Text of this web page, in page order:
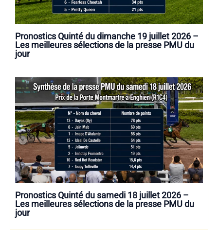
Pronostics Quinté du dimanche 19 juillet 2026 –
Les meilleures sélections de la presse PMU du
jour
Pronostics Quinté du samedi 18 juillet 2026 –
Les meilleures sélections de la presse PMU du
jour